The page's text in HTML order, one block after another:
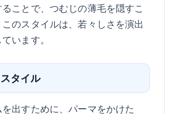
ことで、つむじの薄毛を隠すこ
のスタイルは、若々しさを演出
います。
タイル
出すために、パーマをかけた